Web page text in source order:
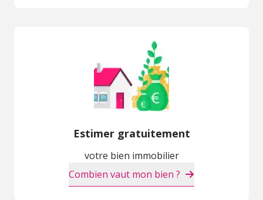
Estimer gratuitement
votre bien immobilier
Combien vaut mon bien ?